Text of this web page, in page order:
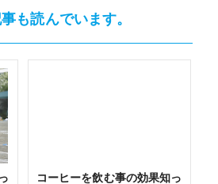
も読んでいます。
コーヒーを飲む事の効果知っ